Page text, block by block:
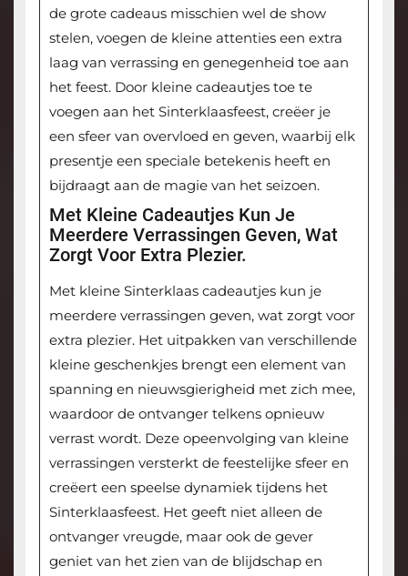
de grote cadeaus misschien wel de show
stelen, voegen de kleine attenties een extra
laag van verrassing en genegenheid toe aan
het feest. Door kleine cadeautjes toe te
voegen aan het Sinterklaasfeest, creëer je
een sfeer van overvloed en geven, waarbij elk
presentje een speciale betekenis heeft en
bijdraagt aan de magie van het seizoen.
Met Kleine Cadeautjes Kun Je
Meerdere Verrassingen Geven, Wat
Zorgt Voor Extra Plezier.
Met kleine Sinterklaas cadeautjes kun je
meerdere verrassingen geven, wat zorgt voor
extra plezier. Het uitpakken van verschillende
kleine geschenkjes brengt een element van
spanning en nieuwsgierigheid met zich mee,
waardoor de ontvanger telkens opnieuw
verrast wordt. Deze opeenvolging van kleine
verrassingen versterkt de feestelijke sfeer en
creëert een speelse dynamiek tijdens het
Sinterklaasfeest. Het geeft niet alleen de
ontvanger vreugde, maar ook de gever
geniet van het zien van de blijdschap en